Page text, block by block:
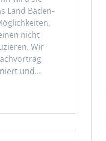
Land Baden-
nicht
Wir
und…